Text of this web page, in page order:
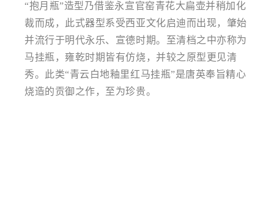
“抱月瓶”造型乃借鉴永宣官窑青花大扁壶并稍加化
裁而成，此式器型系受西亚文化启迪而出现，肇始
并流行于明代永乐、宣德时期。至清档之中亦称为
马挂瓶，雍乾时期皆有仿烧，并较之原型更见清
秀。此类“青云白地釉里红马挂瓶”是唐英奉旨精心
烧造的贡御之作，至为珍贵。